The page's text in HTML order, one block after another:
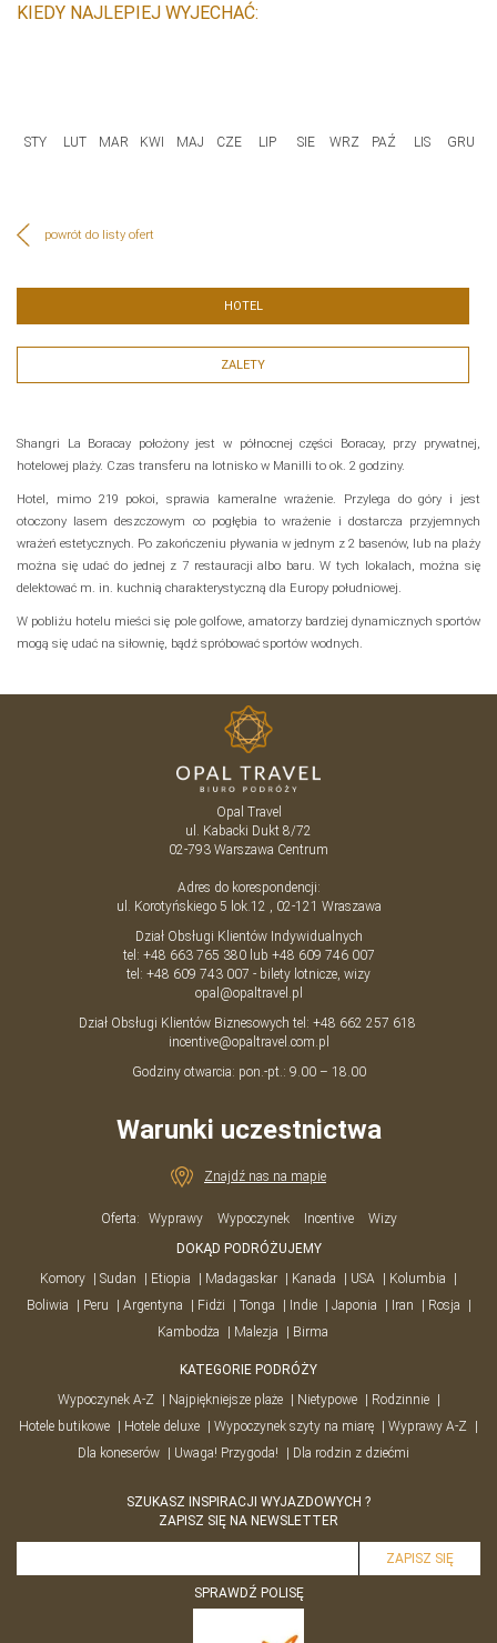
KIEDY NAJLEPIEJ WYJECHAĆ:
STY LUT MAR KWI MAJ CZE LIP SIE WRZ PAŹ LIS GRU
powrót do listy ofert
HOTEL
ZALETY
Shangri La Boracay położony jest w północnej części Boracay, przy prywatnej,
hotelowej plaży. Czas transferu na lotnisko w Manilli to ok. 2 godziny.
Hotel, mimo 219 pokoi, sprawia kameralne wrażenie. Przylega do góry i jest
otoczony lasem deszczowym co pogłębia to wrażenie i dostarcza przyjemnych
wrażeń estetycznych. Po zakończeniu pływania w jednym z 2 basenów, lub na plaży
można się udać do jednej z 7 restauracji albo baru. W tych lokalach, można się
delektować m. in. kuchnią charakterystyczną dla Europy południowej.
W pobliżu hotelu mieści się pole golfowe, amatorzy bardziej dynamicznych sportów
mogą się udać na siłownię, bądź spróbować sportów wodnych.
Opal Travel
ul. Kabacki Dukt 8/72
02-793 Warszawa Centrum
Adres do korespondencji:
ul. Korotyńskiego 5 lok.12 , 02-121 Wraszawa
Dział Obsługi Klientów Indywidualnych
tel: +48 663 765 380lub +48 609 746 007
tel: +48 609 743 007 - bilety lotnicze, wizy
opal@opaltravel.pl
Dział Obsługi Klientów Biznesowych tel: +48 662 257 618
incentive@opaltravel.com.pl
Godziny otwarcia: pon.-pt.: 9.00 – 18.00
Warunki uczestnictwa
Znajdź nas na mapie
Oferta: Wyprawy Wypoczynek Incentive
Wizy
DOKĄD PODRÓŻUJEMY
Komory
Sudan Etiopia Madagaskar Kanada USA
Kolumbia
Boliwia
Peru Argentyna Fidżi Tonga Indie Japonia Iran
Rosja
Kambodża
Malezja Birma
KATEGORIE PODRÓŻY
Wypoczynek A-Z
Najpiękniejsze plaże Nietypowe
Rodzinnie
Hotele butikowe
Hotele deluxe Wypoczynek szyty na miarę
Wyprawy A-Z
Dla koneserów
Uwaga! Przygoda! Dla rodzin z dziećmi
SZUKASZ INSPIRACJI WYJAZDOWYCH ?
ZAPISZ SIĘ NA NEWSLETTER
SPRAWDŹ POLISĘ